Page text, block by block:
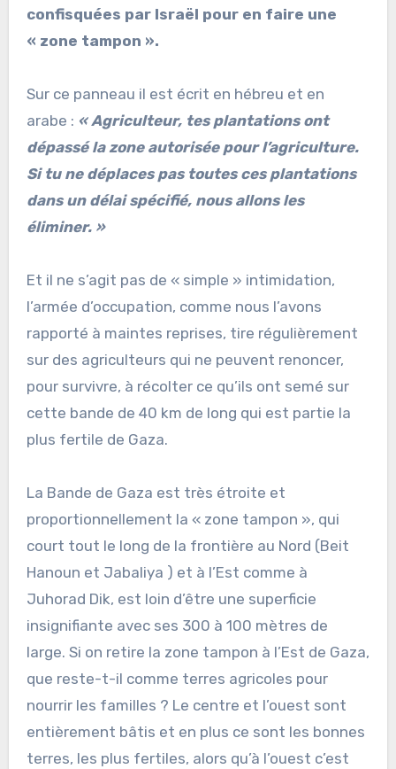
confisquées par Israël pour en faire une
« zone tampon ».
Sur ce panneau il est écrit en hébreu et en
arabe : « Agriculteur, tes plantations ont
dépassé la zone autorisée pour l’agriculture.
Si tu ne déplaces pas toutes ces plantations
dans un délai spécifié, nous allons les
éliminer. »
Et il ne s’agit pas de « simple » intimidation,
l’armée d’occupation, comme nous l’avons
rapporté à maintes reprises, tire régulièrement
sur des agriculteurs qui ne peuvent renoncer,
pour survivre, à récolter ce qu’ils ont semé sur
cette bande de 40 km de long qui est partie la
plus fertile de Gaza.
La Bande de Gaza est très étroite et
proportionnellement la « zone tampon », qui
court tout le long de la frontière au Nord (Beit
Hanoun et Jabaliya ) et à l’Est comme à
Juhorad Dik, est loin d’être une superficie
insignifiante avec ses 300 à 100 mètres de
large. Si on retire la zone tampon à l’Est de Gaza,
que reste-t-il comme terres agricoles pour
nourrir les familles ? Le centre et l’ouest sont
entièrement bâtis et en plus ce sont les bonnes
terres, les plus fertiles, alors qu’à l’ouest c’est